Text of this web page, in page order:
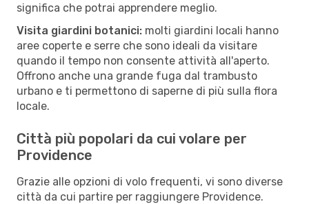
significa che potrai apprendere meglio.
Visita giardini botanici: molti giardini locali hanno
aree coperte e serre che sono ideali da visitare
quando il tempo non consente attività all'aperto.
Offrono anche una grande fuga dal trambusto
urbano e ti permettono di saperne di più sulla flora
locale.
Città più popolari da cui volare per
Providence
Grazie alle opzioni di volo frequenti, vi sono diverse
città da cui partire per raggiungere Providence.